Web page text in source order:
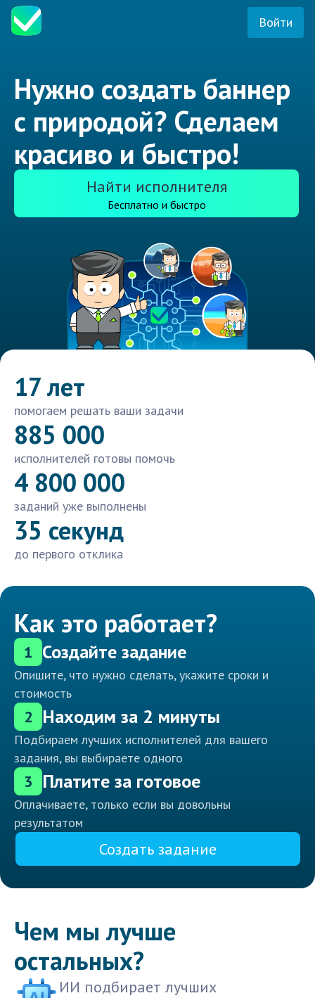
Войти
Нужно создать баннер
с природой? Сделаем
красиво и быстро!
Найти исполнителя
Бесплатно и быстро
17 лет
помогаем решать ваши задачи
885 000
исполнителей готовы помочь
4 800 000
заданий уже выполнены
35 секунд
до первого отклика
Как это работает?
1 Создайте задание
Опишите, что нужно сделать, укажите сроки и
стоимость
2 Находим за 2 минуты
Подбираем лучших исполнителей для вашего
задания, вы выбираете одного
3 Платите за готовое
Оплачиваете, только если вы довольны
результатом
Создать задание
Чем мы лучше
остальных?
ИИ подбирает лучших